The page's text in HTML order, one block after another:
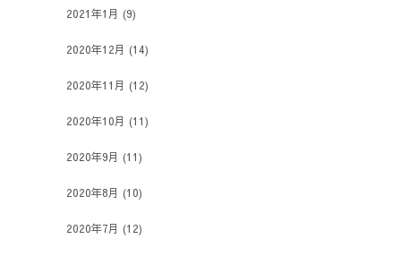
2021年1月 (9)
2020年12月 (14)
2020年11月 (12)
2020年10月 (11)
2020年9月 (11)
2020年8月 (10)
2020年7月 (12)